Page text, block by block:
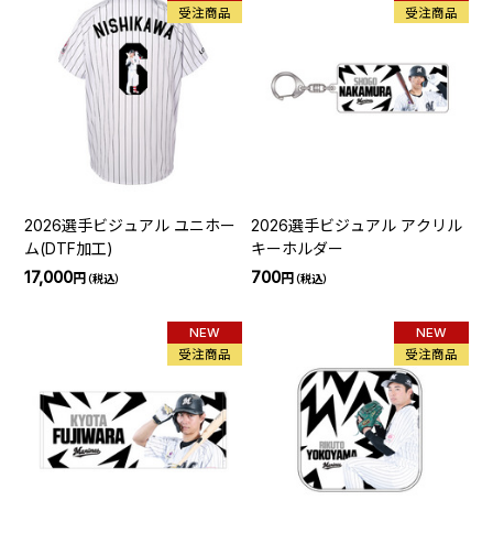
受注商品
2026選手ビジュアル ユニホー
ム(DTF加工)
17,000円（税込）
受注商品
2026選手ビジュアル アクリル
キーホルダー
700円（税込）
NEW
受注商品
NEW
受注商品